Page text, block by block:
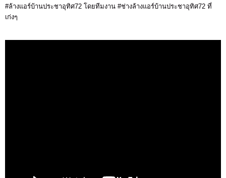
#ล้างแอร์บ้านประชาอุทิศ72 โดยทีมงาน #ช่างล้างแอร์บ้านประชาอุทิศ72 ที่
เก่งๆ